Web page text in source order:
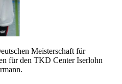
Meisterschaft für
für den TKD Center Iserlohn